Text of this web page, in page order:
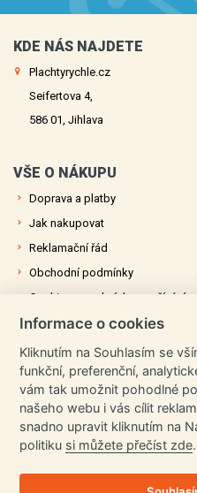
KDE NÁS NAJDETE
Plachtyrychle.cz
Seifertova 4,
586 01, Jihlava
VŠE O NÁKUPU
Doprava a platby
Jak nakupovat
Reklamační řád
Obchodní podmínky
Cookies a podmínky používání
Ochrana osobních údajů
OZVĚTE SE NÁM
+420 731 677 716
info@plachtyrychle.cz
Všechny kontakty
Informace o cookies
Kliknutím na Souhlasím se
funkční, preferenční,
vám tak umožnit pohodlné
našeho webu i vás cílit
snadno upravit kliknutím na
politiku si můžete přečíst zde.